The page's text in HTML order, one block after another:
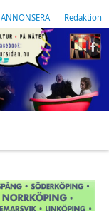
ANNONSERA Redaktion